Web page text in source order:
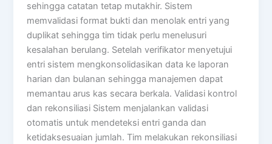
sehingga catatan tetap mutakhir. Sistem
memvalidasi format bukti dan menolak entri yang
duplikat sehingga tim tidak perlu menelusuri
kesalahan berulang. Setelah verifikator menyetujui
entri sistem mengkonsolidasikan data ke laporan
harian dan bulanan sehingga manajemen dapat
memantau arus kas secara berkala. Validasi kontrol
dan rekonsiliasi Sistem menjalankan validasi
otomatis untuk mendeteksi entri ganda dan
ketidaksesuaian jumlah. Tim melakukan rekonsiliasi